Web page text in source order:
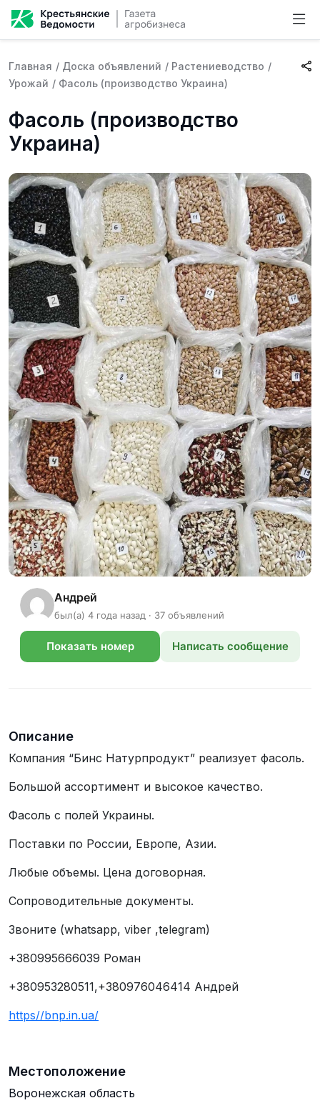
Главная / Доска объявлений / Растениеводство /
Урожай / Фасоль (производство Украина)
Фасоль (производство
Украина)
Андрей
был(а) 4 года назад · 37 объявлений
Показать номер Написать сообщение
Описание
Компания “Бинс Натурпродукт” реализует фасоль.
Большой ассортимент и высокое качество.
Фасоль с полей Украины.
Поставки по России, Европе, Азии.
Любые объемы. Цена договорная.
Сопроводительные документы.
Звоните (whatsapp, viber ,telegram)
+380995666039 Роман
+380953280511,+380976046414 Андрей
https//bnp.in.ua/
Местоположение
Воронежская область